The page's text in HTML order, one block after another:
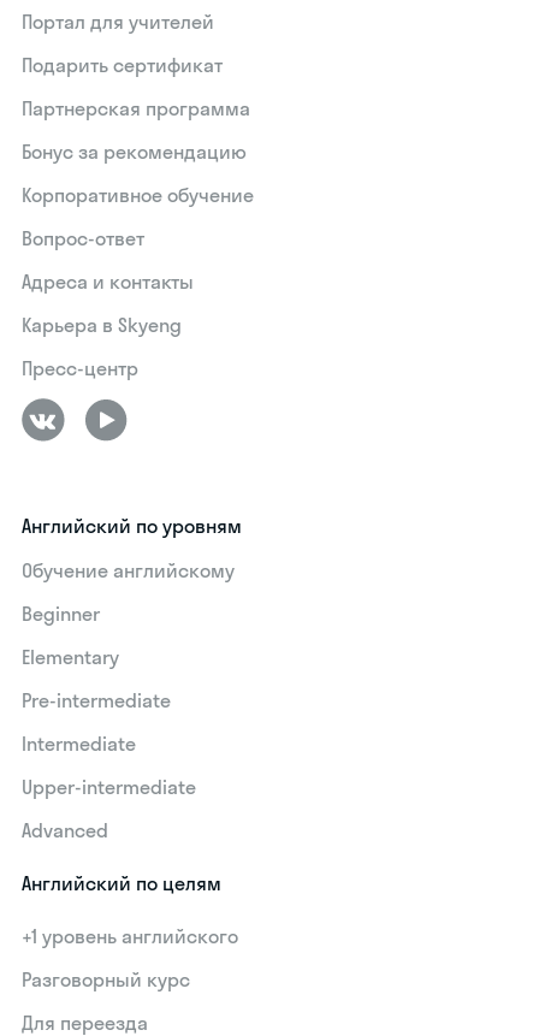
Портал для учителей
Подарить сертификат
Партнерская программа
Бонус за рекомендацию
Корпоративное обучение
Вопрос-ответ
Адреса и контакты
Карьера в Skyeng
Пресс-центр
Английский по уровням
Обучение английскому
Beginner
Elementary
Pre-intermediate
Intermediate
Upper-intermediate
Advanced
Английский по целям
+1 уровень английского
Разговорный курс
Для переезда